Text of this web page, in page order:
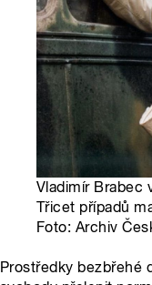
Vladimír Brabec
Třicet případů
Foto: Archiv
Prostředky bezbřehé